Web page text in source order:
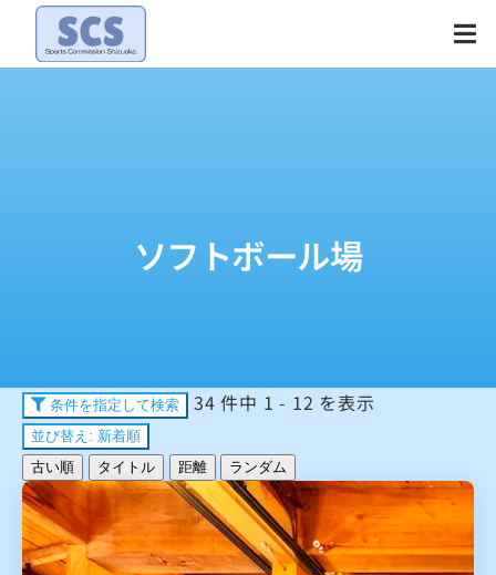
Skip
content
ソフトボール場
条件を指定して検索 34 件中 1 - 12 を表示
並び替え: 新着順
古い順
タイトル 距離 ランダム